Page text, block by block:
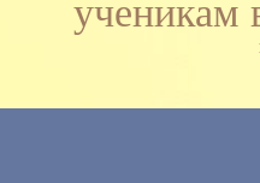
ученикам